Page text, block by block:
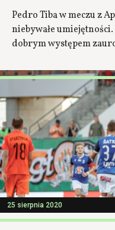
Pedro Tiba w meczu z
niebywałe
dobrym występem
25 sierpnia 2020